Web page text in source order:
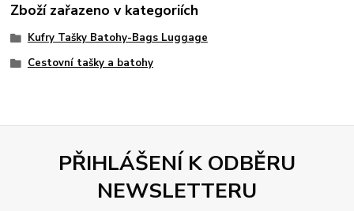
Zboží zařazeno v kategoriích
Kufry Tašky Batohy-Bags Luggage
Cestovní tašky a batohy
PŘIHLÁŠENÍ K ODBĚRU
NEWSLETTERU